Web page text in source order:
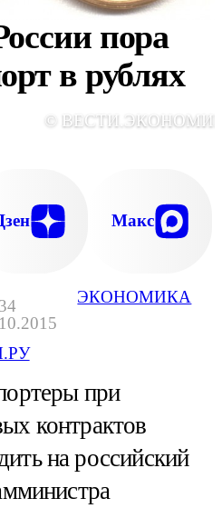
ЭКОНОМИКА
пора
в рублях
©
Макс
при
контрактов
на российский